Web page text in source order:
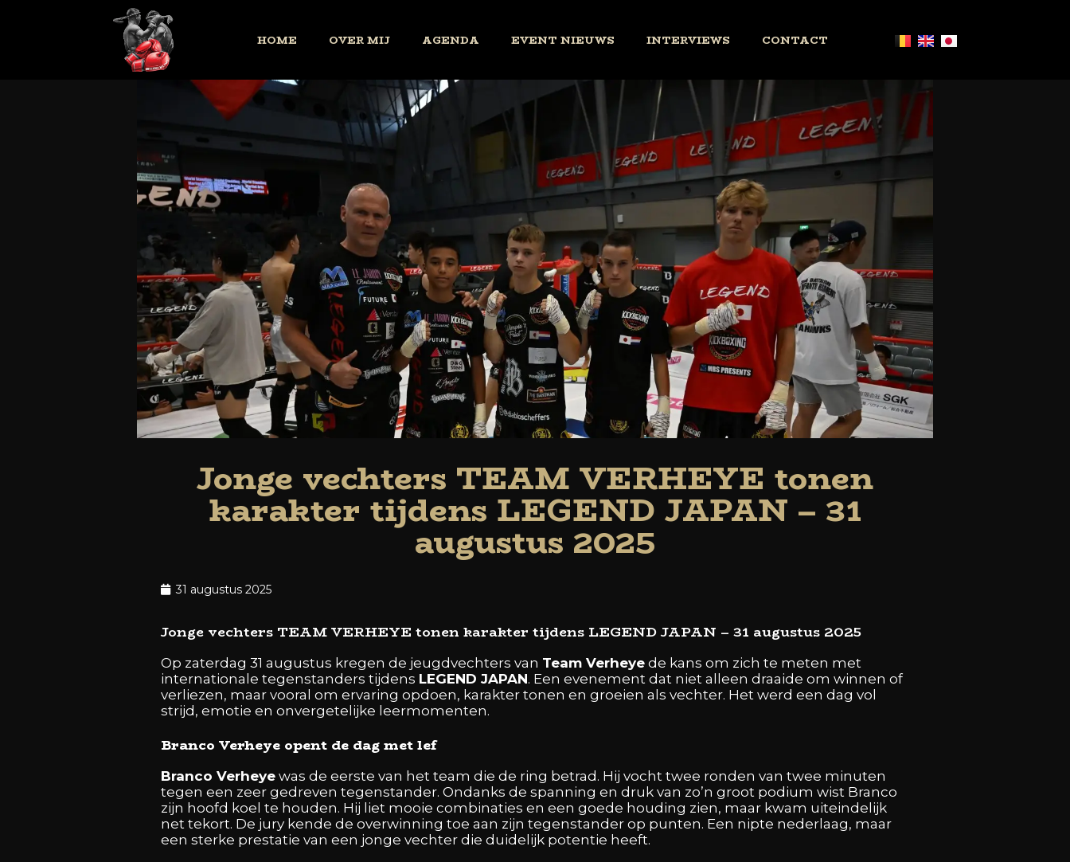
HOME OVER MIJ AGENDA EVENT NIEUWS INTERVIEWS CONTACT
Jonge vechters TEAM VERHEYE tonen
karakter tijdens LEGEND JAPAN – 31
augustus 2025
31 augustus 2025
Jonge vechters TEAM VERHEYE tonen karakter tijdens LEGEND JAPAN – 31 augustus 2025
Op zaterdag 31 augustus kregen de jeugdvechters van Team Verheye de kans om zich te meten met
internationale tegenstanders tijdens LEGEND JAPAN. Een evenement dat niet alleen draaide om winnen of
verliezen, maar vooral om ervaring opdoen, karakter tonen en groeien als vechter. Het werd een dag vol
strijd, emotie en onvergetelijke leermomenten.
Branco Verheye opent de dag met lef
Branco Verheye was de eerste van het team die de ring betrad. Hij vocht twee ronden van twee minuten
tegen een zeer gedreven tegenstander. Ondanks de spanning en druk van zo’n groot podium wist Branco
zijn hoofd koel te houden. Hij liet mooie combinaties en een goede houding zien, maar kwam uiteindelijk
net tekort. De jury kende de overwinning toe aan zijn tegenstander op punten. Een nipte nederlaag, maar
een sterke prestatie van een jonge vechter die duidelijk potentie heeft.